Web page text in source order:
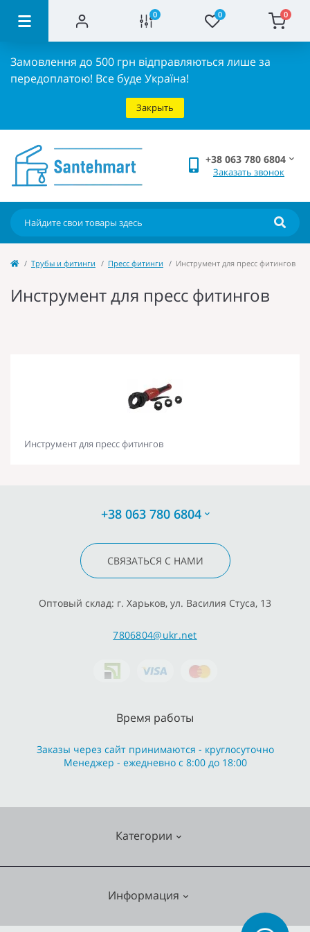
0 0 0
Замовлення до 500 грн відправляються лише за
передоплатою! Все буде Україна!
Закрыть
+38 063 780 6804
Заказать звонок
Трубы и фитинги Пресс фитинги Инструмент для пресс фитингов
Инструмент для пресс фитингов
Инструмент для пресс фитингов
+38 063 780 6804
СВЯЗАТЬСЯ С НАМИ
Оптовый склад: г. Харьков, ул. Василия Стуса, 13
7806804@ukr.net
Категории
Информация
Время работы
Заказы через сайт принимаются - круглосуточно
Менеджер - ежедневно с 8:00 до 18:00